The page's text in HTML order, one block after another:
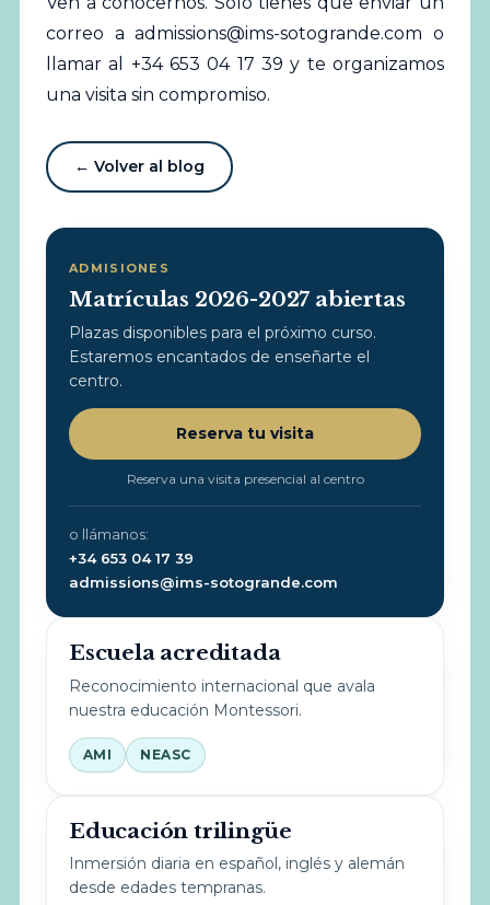
correo aadmissions@ims-sotogrande.com o
llamar al +34 653 04 17 39 y te organizamos
una visita sin compromiso.
← Volver al blog
ADMISIONES
Matrículas 2026-2027 abiertas
Plazas disponibles para el próximo curso.
Estaremos encantados de enseñarte el
centro.
Reserva tu visita
Reserva una visita presencial al centro
o llámanos:
+34 653 04 17 39
admissions@ims-sotogrande.com
Escuela acreditada
Reconocimiento internacional que avala
nuestra educación Montessori.
AMI NEASC
Educación trilingüe
Inmersión diaria en español, inglés y alemán
desde edades tempranas.